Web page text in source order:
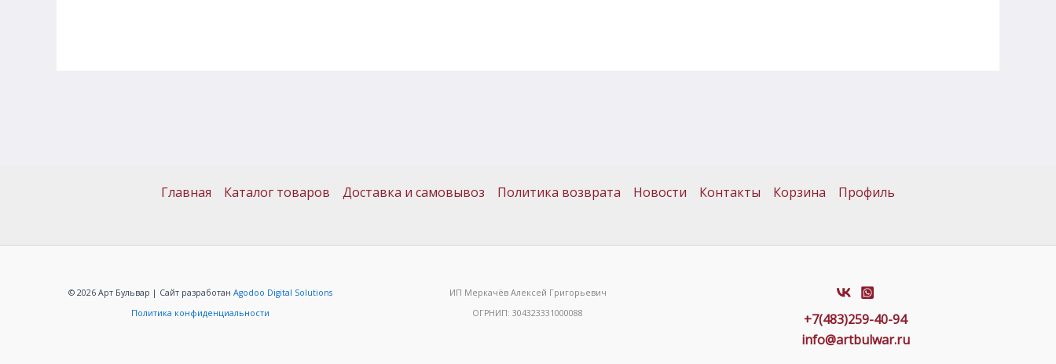
Главная Каталог товаров Доставка и самовывоз Политика возврата Новости Контакты Корзина Профиль
© 2026 Арт Бульвар | Сайт разработанAgodoo Digital Solutions
Политика конфиденциальности
ИП Меркачёв Алексей Григорьевич
ОГРНИП: 304323331000088
+7(483)259-40-94
info@artbulwar.ru